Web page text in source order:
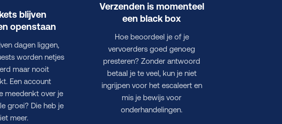
blijven
openstaan
dagen liggen,
worden netjes
maar nooit
Een account
meedenkt over je
groei? Die heb je
meer.
Verzenden is momenteel
een black box
Hoe beoordeel je of je
vervoerders goed genoeg
presteren? Zonder antwoord
betaal je te veel, kun je niet
ingrijpen voor het escaleert en
mis je bewijs voor
onderhandelingen.